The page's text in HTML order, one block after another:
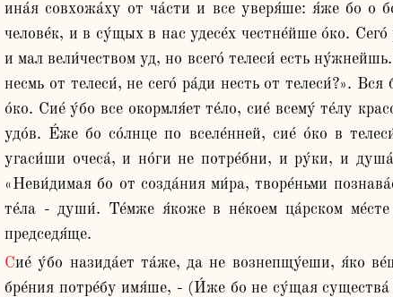
ина́я совхожа́ху от ча́сти и все уверя́ше: я́же бо о
челове́к, и в су́щых в нас удесе́х честне́йше о́ко.
и мал вели́чеством уд, но всего́ телеси́ есть
несмь от телеси́, не сего́ ра́ди несть от телеси́?».
о́ко. Сие́ у́бо все окормля́ет те́ло, сие́ всему́ те́лу
удо́в. Е́же бо со́лнце по вселе́нней, сие́ о́ко в
угаси́ши очеса́, и но́ги не потре́бни, и ру́ки, и
«Неви́димая бо от созда́ния ми́ра, творе́ньми
те́ла - души́. Те́мже я́коже в не́коем ца́рском
председя́ще.
Сие́ у́бо назида́ет та́же, да не вознепщу́еши, я́ко ве́щи тре́бует, егда́ твори́т, и да навы́кнеши, я́ко ниже́ в нача́ле
бре́ния потре́бу имя́ше, - (И́же бо не су́щая существа́